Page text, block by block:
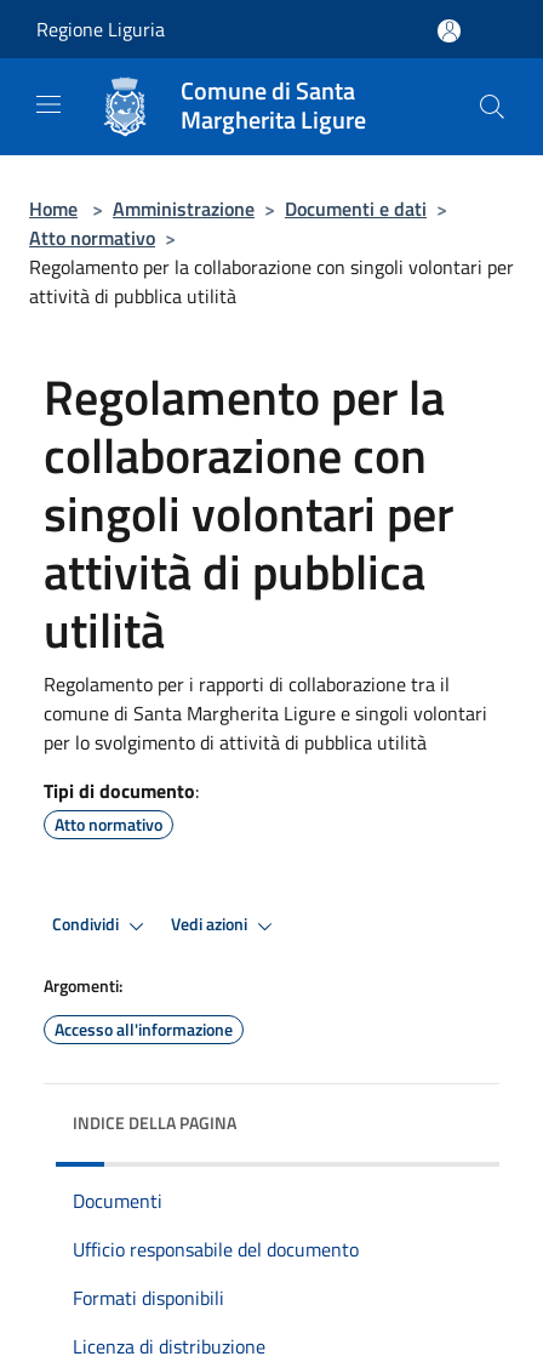
Regione Liguria
Comune di Santa
Margherita Ligure
Home > Amministrazione > Documenti e dati >
Atto normativo >
Regolamento per la collaborazione con singoli volontari per
attività di pubblica utilità
Regolamento per la
collaborazione con
singoli volontari per
attività di pubblica
utilità
Regolamento per i rapporti di collaborazione tra il
comune di Santa Margherita Ligure e singoli volontari
per lo svolgimento di attività di pubblica utilità
Tipi di documento:
Atto normativo
Condividi Vedi azioni
Argomenti:
Accesso all'informazione
INDICE DELLA PAGINA
Documenti
Ufficio responsabile del documento
Formati disponibili
Licenza di distribuzione